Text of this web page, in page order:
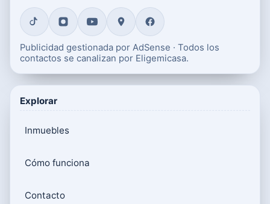
Publicidad gestionada por AdSense · Todos los
contactos se canalizan por Eligemicasa.
Explorar
Inmuebles
Cómo funciona
Contacto